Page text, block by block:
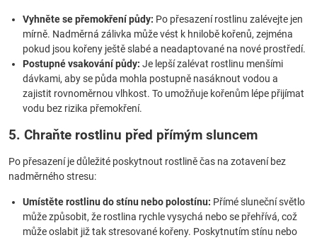
Vyhněte se přemokření půdy: Po přesazení rostlinu zalévejte jen
mírně. Nadměrná zálivka může vést k hnilobě kořenů, zejména
pokud jsou kořeny ještě slabé a neadaptované na nové prostředí.
Postupné vsakování půdy: Je lepší zalévat rostlinu menšími
dávkami, aby se půda mohla postupně nasáknout vodou a
zajistit rovnoměrnou vlhkost. To umožňuje kořenům lépe přijímat
vodu bez rizika přemokření.
5. Chraňte rostlinu před přímým sluncem
Po přesazení je důležité poskytnout rostlině čas na zotavení bez
nadměrného stresu:
Umístěte rostlinu do stínu nebo polostínu: Přímé sluneční světlo
může způsobit, že rostlina rychle vysychá nebo se přehřívá, což
může oslabit již tak stresované kořeny. Poskytnutím stínu nebo